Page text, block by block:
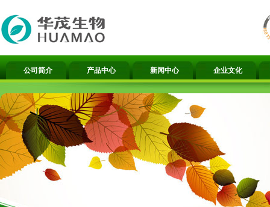
公司简介 产品中心 新闻中心 企业文化